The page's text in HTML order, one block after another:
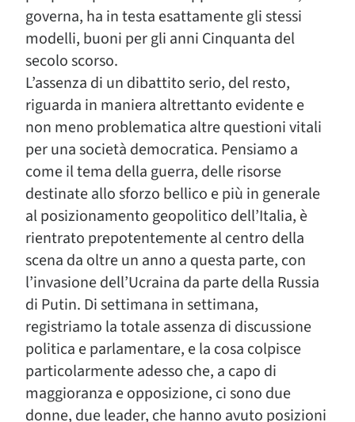
governa, ha in testa esattamente gli stessi
modelli, buoni per gli anni Cinquanta del
secolo scorso.
L’assenza di un dibattito serio, del resto,
riguarda in maniera altrettanto evidente e
non meno problematica altre questioni vitali
per una società democratica. Pensiamo a
come il tema della guerra, delle risorse
destinate allo sforzo bellico e più in generale
al posizionamento geopolitico dell’Italia, è
rientrato prepotentemente al centro della
scena da oltre un anno a questa parte, con
l’invasione dell’Ucraina da parte della Russia
di Putin. Di settimana in settimana,
registriamo la totale assenza di discussione
politica e parlamentare, e la cosa colpisce
particolarmente adesso che, a capo di
maggioranza e opposizione, ci sono due
donne, due leader, che hanno avuto posizioni